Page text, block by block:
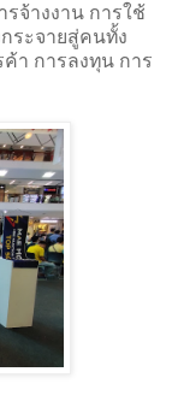
จ้างงาน การใช้
ระจายสู่คนทั้ง
า การลงทุน การ